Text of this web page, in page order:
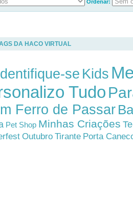
Ordenar:
DA HACO VIRTUAL
se Kids
Tudo
Ferro de Passar
Pet Shop Minhas Criações
Outubro Tirante Porta